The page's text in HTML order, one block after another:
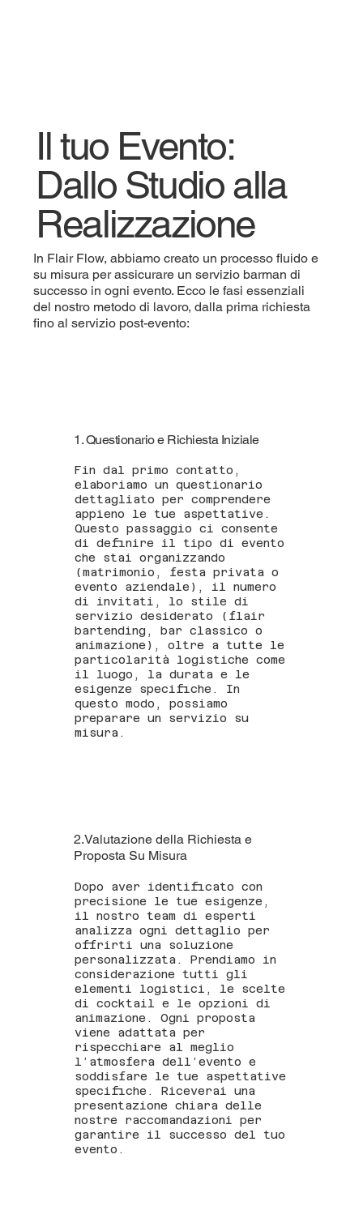
Il tuo Evento:
Dallo Studio alla
Realizzazione
In Flair Flow, abbiamo creato un processo fluido e
su misura per assicurare un servizio barman di
successo in ogni evento. Ecco le fasi essenziali
del nostro metodo di lavoro, dalla prima richiesta
fino al servizio post-evento:
1. Questionario e Richiesta Iniziale
Fin dal primo contatto,
elaboriamo un questionario
dettagliato per comprendere
appieno le tue aspettative.
Questo passaggio ci consente
di definire il tipo di evento
che stai organizzando
(matrimonio, festa privata o
evento aziendale), il numero
di invitati, lo stile di
servizio desiderato (flair
bartending, bar classico o
animazione), oltre a tutte le
particolarità logistiche come
il luogo, la durata e le
esigenze specifiche. In
questo modo, possiamo
preparare un servizio su
misura.
2.Valutazione della Richiesta e
Proposta Su Misura
Dopo aver identificato con
precisione le tue esigenze,
il nostro team di esperti
analizza ogni dettaglio per
offrirti una soluzione
personalizzata. Prendiamo in
considerazione tutti gli
elementi logistici, le scelte
di cocktail e le opzioni di
animazione. Ogni proposta
viene adattata per
rispecchiare al meglio
l’atmosfera dell’evento e
soddisfare le tue aspettative
specifiche. Riceverai una
presentazione chiara delle
nostre raccomandazioni per
garantire il successo del tuo
evento.